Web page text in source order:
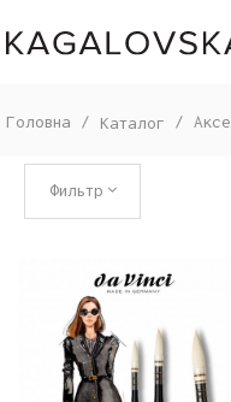
Головна / Каталог /
Фильтр